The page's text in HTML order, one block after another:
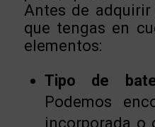
Antes de
que tengas en
elementos:
Tipo de
Podemos
incorporada o